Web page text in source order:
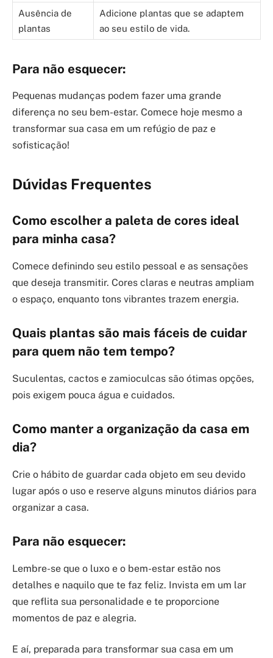
Ausência de
plantas
Adicione plantas que se adaptem
ao seu estilo de vida.
Para não esquecer:
Pequenas mudanças podem fazer uma grande
diferença no seu bem-estar. Comece hoje mesmo a
transformar sua casa em um refúgio de paz e
sofisticação!
Dúvidas Frequentes
Como escolher a paleta de cores ideal
para minha casa?
Comece definindo seu estilo pessoal e as sensações
que deseja transmitir. Cores claras e neutras ampliam
o espaço, enquanto tons vibrantes trazem energia.
Quais plantas são mais fáceis de cuidar
para quem não tem tempo?
Suculentas, cactos e zamioculcas são ótimas opções,
pois exigem pouca água e cuidados.
Como manter a organização da casa em
dia?
Crie o hábito de guardar cada objeto em seu devido
lugar após o uso e reserve alguns minutos diários para
organizar a casa.
Para não esquecer:
Lembre-se que o luxo e o bem-estar estão nos
detalhes e naquilo que te faz feliz. Invista em um lar
que reflita sua personalidade e te proporcione
momentos de paz e alegria.
E aí, preparada para transformar sua casa em um